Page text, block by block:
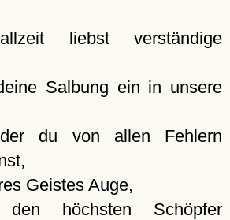
liebst verständige
Salbung ein in unsere
du von allen Fehlern
Geistes Auge,
höchsten Schöpfer